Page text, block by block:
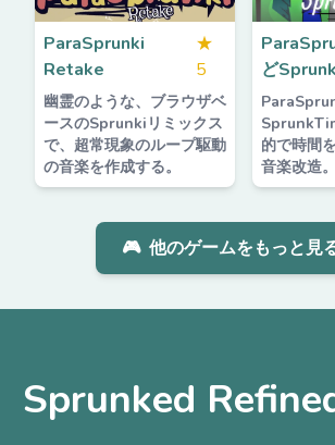
ParaSprunki
Retake
★
5
幽霊のような、ブラウザベ
ースのSprunkiリミックス
で、超常現象のループ駆動
の音楽を作成する。
ど
的で時間
音楽改造。
🎮 他のゲームをもっと見
Sprunked